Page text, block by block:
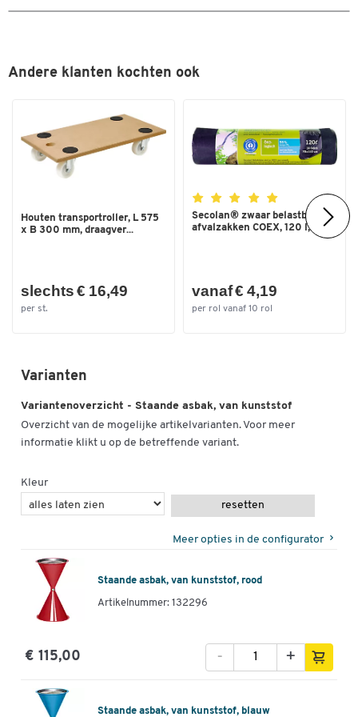
Andere klanten kochten ook
Houten transportroller, L 575
x B 300 mm, draagver...
slechts € 16,49
per st.
Secolan® zwaar belastbare
afvalzakken COEX, 120 l,...
vanaf € 4,19
per rol vanaf 10 rol
Varianten
Variantenoverzicht - Staande asbak, van kunststof
Overzicht van de mogelijke artikelvarianten. Voor meer
informatie klikt u op de betreffende variant.
Kleur
resetten
Meer opties in de configurator
Staande asbak, van kunststof, rood
Artikelnummer: 132296
€ 115,00 +
-
Staande asbak, van kunststof, blauw